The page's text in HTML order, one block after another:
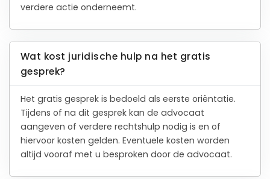
verdere actie onderneemt.
Wat kost juridische hulp na het gratis
gesprek?
Het gratis gesprek is bedoeld als eerste oriëntatie.
Tijdens of na dit gesprek kan de advocaat
aangeven of verdere rechtshulp nodig is en of
hiervoor kosten gelden. Eventuele kosten worden
altijd vooraf met u besproken door de advocaat.